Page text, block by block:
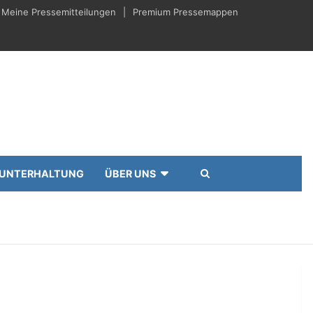
Meine Pressemitteilungen Premium Pressemappen
UNTERHALTUNG ÜBER UNS